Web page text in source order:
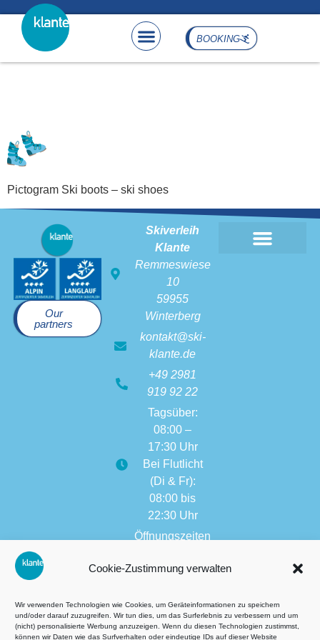
Cookie-Zustimmung verwalten
Wir verwenden Technologien wie Cookies, um Geräteinformationen zu speichern
und/oder darauf zuzugreifen. Wir tun dies, um das Surferlebnis zu verbessern und um
(nicht) personalisierte Werbung anzuzeigen. Wenn du diesen Technologien zustimmst,
können wir Daten wie das Surfverhalten oder eindeutige IDs auf dieser Website
content
BOOKING
Pictogram Ski boots – ski shoes
Skiverleih
Klante
Remmeswiese
10
59955
Winterberg
kontakt@ski-
klante.de
+49 2981
919 92 22
Tagsüber:
08:00 –
17:30 Uhr
Bei Flutlicht
(Di & Fr):
08:00 bis
22:30 Uhr
Öffnungszeiten
Filialen:
17:30 Uhr
Our
partners